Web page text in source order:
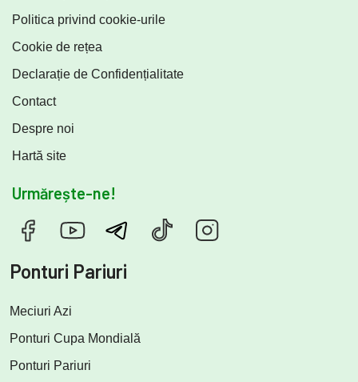
Politica privind cookie-urile
Cookie de rețea
Declarație de Confidențialitate
Contact
Despre noi
Hartă site
Urmărește-ne!
Ponturi Pariuri
Meciuri Azi
Ponturi Cupa Mondială
Ponturi Pariuri